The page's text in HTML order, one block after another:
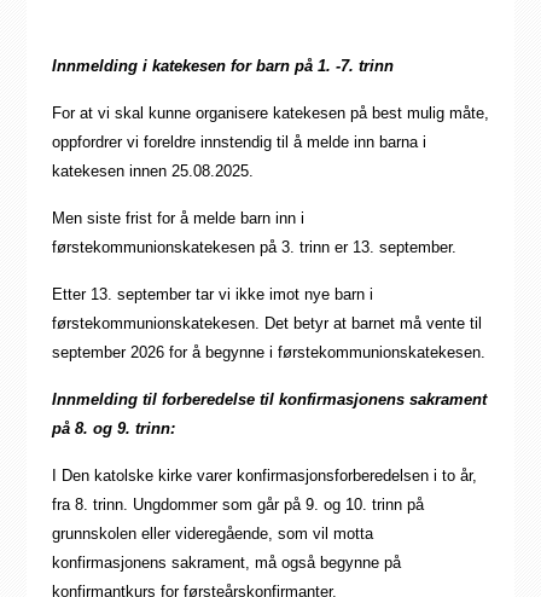
Innmelding i katekesen for barn på 1. -7. trinn
For at vi skal kunne organisere katekesen på best mulig måte,
oppfordrer vi foreldre innstendig til å melde inn barna i
katekesen innen 25.08.2025.
Men siste frist for å melde barn inn i
førstekommunionskatekesen på 3. trinn er 13. september.
Etter 13. september tar vi ikke imot nye barn i
førstekommunionskatekesen. Det betyr at barnet må vente til
september 2026 for å begynne i førstekommunionskatekesen.
Innmelding til forberedelse til konfirmasjonens sakrament
på 8. og 9. trinn:
I Den katolske kirke varer konfirmasjonsforberedelsen i to år,
fra 8. trinn. Ungdommer som går på 9. og 10. trinn på
grunnskolen eller videregående, som vil motta
konfirmasjonens sakrament, må også begynne på
konfirmantkurs for førsteårskonfirmanter.